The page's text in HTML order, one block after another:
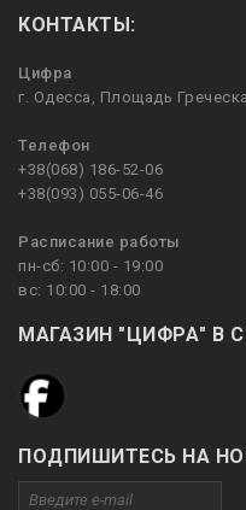
КОНТАКТЫ:
Цифра
г. Одесса, Площадь
Телефон
+38(068) 186-52-06
+38(093) 055-06-46
Расписание работы
пн-сб: 10:00 - 19:00
вс: 10:00 - 18:00
МАГАЗИН "ЦИФРА" В
ПОДПИШИТЕСЬ НА